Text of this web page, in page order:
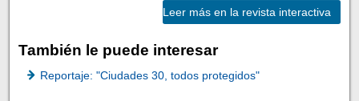
Leer más en la revista interactiva
También le puede interesar
Reportaje: "Ciudades 30, todos protegidos"